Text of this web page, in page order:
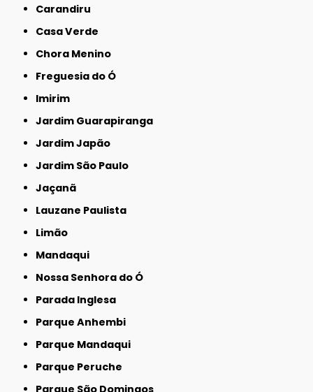
Carandiru
Casa Verde
Chora Menino
Freguesia do Ó
Imirim
Jardim Guarapiranga
Jardim Japão
Jardim São Paulo
Jaçanã
Lauzane Paulista
Limão
Mandaqui
Nossa Senhora do Ó
Parada Inglesa
Parque Anhembi
Parque Mandaqui
Parque Peruche